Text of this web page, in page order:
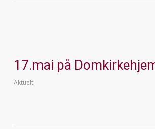
17.mai på
Aktuelt